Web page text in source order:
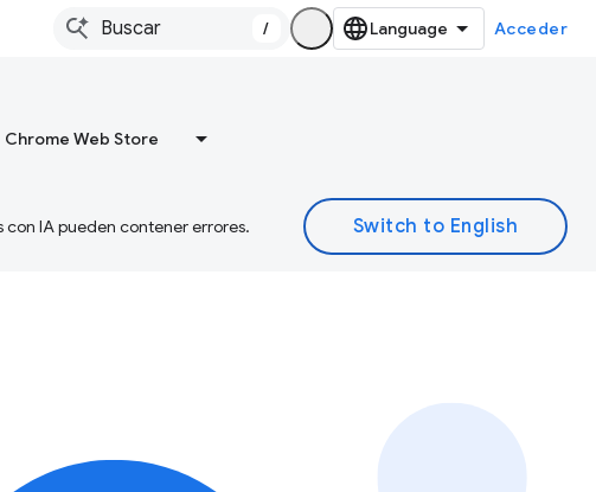
/ Acceder
Chrome Web Store
IA pueden contener errores.